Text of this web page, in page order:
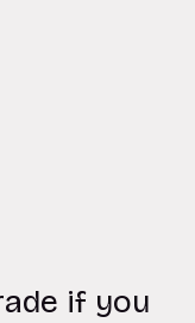
if you